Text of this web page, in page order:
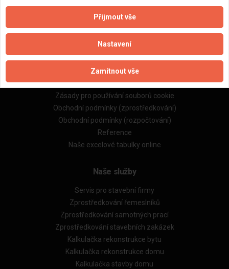
Naše firmy a řemeslníci
Zpracování a ochrana osobních údajů
Zásady pro používání souborů cookie
Obchodní podmínky (zprostředkování)
Obchodní podmínky (rozpočtování)
Reference
Naše excelové tabulky online
Naše služby
Servis pro stavební firmy
Zprostředkování řemeslníků
Zprostředkování samotných prací
Zprostředkování stavebních zakázek
Kalkulačka rekonstrukce bytu
Kalkulačka rekonstrukce domu
Kalkulačka stavby domu
Přijmout vše
Nastavení
Zamítnout vše